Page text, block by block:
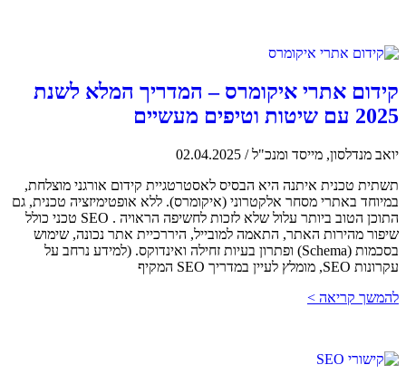
קידום אתרי איקומרס – המדריך המלא לשנת
2025 עם שיטות וטיפים מעשיים
יואב מנדלסון, מייסד ומנכ"ל/
02.04.2025
תשתית טכנית איתנה היא הבסיס לאסטרטגיית קידום אורגני מוצלחת,
במיוחד באתרי מסחר אלקטרוני (איקומרס). ללא אופטימיזציה טכנית, גם
התוכן הטוב ביותר עלול שלא לזכות לחשיפה הראויה . SEO טכני כולל
שיפור מהירות האתר, התאמה למובייל, היררכיית אתר נכונה, שימוש
בסכמות (Schema) ופתרון בעיות זחילה ואינדוקס. (למידע נרחב על
עקרונות SEO, מומלץ לעיין במדריך SEO המקיף
להמשך קריאה >